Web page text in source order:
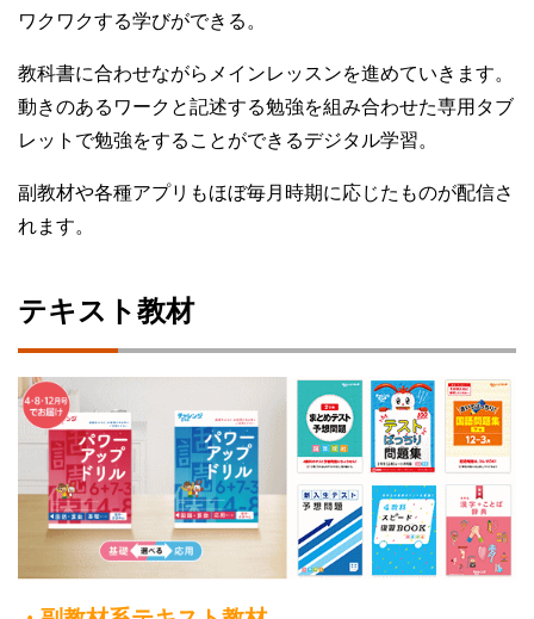
ワクワクする学びができる。
教科書に合わせながらメインレッスンを進めていきます。
動きのあるワークと記述する勉強を組み合わせた専用タブ
レットで勉強をすることができるデジタル学習。
副教材や各種アプリもほぼ毎月時期に応じたものが配信さ
れます。
テキスト教材